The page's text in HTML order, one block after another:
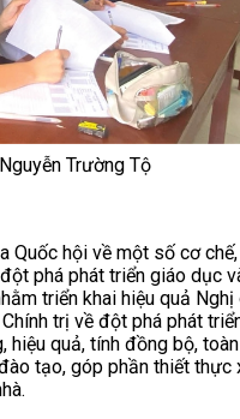
Trường Tộ
Quốc hội về một số cơ
phá phát triển giáo dục
triển khai hiệu quả Nghị
trị về đột phá phát
quả, tính đồng bộ,
tạo, góp phần thiết thực